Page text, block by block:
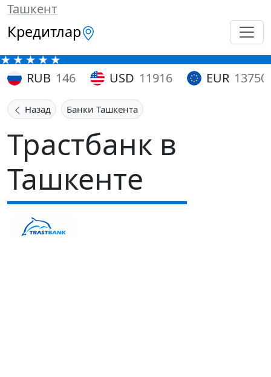
Ташкент
Кредитлар
RUB 146 USD 11916 EUR 13750
Назад Банки Ташкента
Трастбанк в
Ташкенте